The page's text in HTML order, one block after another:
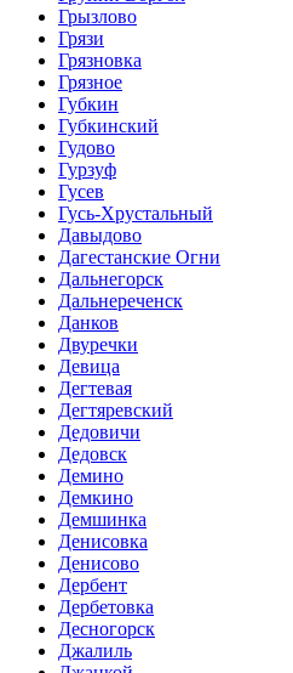
Грызлово
Грязи
Грязновка
Грязное
Губкин
Губкинский
Гудово
Гурзуф
Гусев
Гусь-Хрустальный
Давыдово
Дагестанские Огни
Дальнегорск
Дальнереченск
Данков
Двуречки
Девица
Дегтевая
Дегтяревский
Дедовичи
Дедовск
Демино
Демкино
Демшинка
Денисовка
Денисово
Дербент
Дербетовка
Десногорск
Джалиль